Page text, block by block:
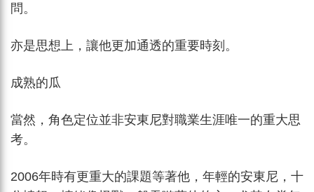
問。
亦是思想上，讓他更加通透的重要時刻。
成熟的瓜
當然，角色定位並非安東尼對職業生涯唯一的重大思
考。
2006年時有更重大的課題等著他，年輕的安東尼，十